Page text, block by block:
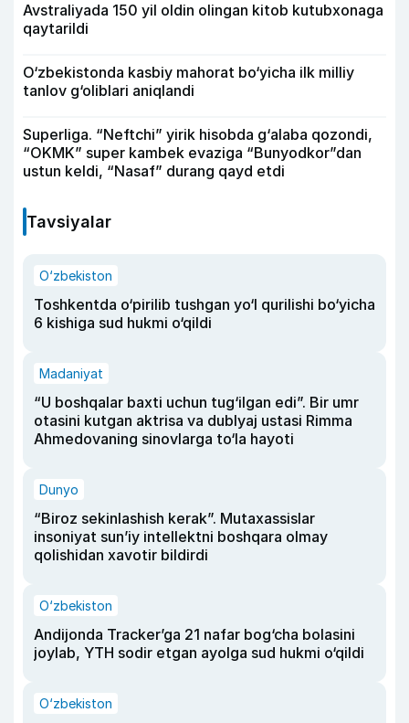
Avstraliyada 150 yil oldin olingan kitob kutubxonaga
qaytarildi
O‘zbekistonda kasbiy mahorat bo‘yicha ilk milliy
tanlov g‘oliblari aniqlandi
Superliga. “Neftchi” yirik hisobda g‘alaba qozondi,
“OKMK” super kambek evaziga “Bunyodkor”dan
ustun keldi, “Nasaf” durang qayd etdi
Tavsiyalar
O‘zbekiston
Toshkentda o‘pirilib tushgan yo‘l qurilishi bo‘yicha
6 kishiga sud hukmi o‘qildi
Madaniyat
“U boshqalar baxti uchun tug‘ilgan edi”. Bir umr
otasini kutgan aktrisa va dublyaj ustasi Rimma
Ahmedovaning sinovlarga to‘la hayoti
Dunyo
“Biroz sekinlashish kerak”. Mutaxassislar
insoniyat sun’iy intellektni boshqara olmay
qolishidan xavotir bildirdi
O‘zbekiston
Andijonda Tracker’ga 21 nafar bog‘cha bolasini
joylab, YTH sodir etgan ayolga sud hukmi o‘qildi
O‘zbekiston